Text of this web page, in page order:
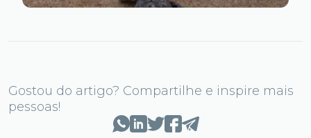
Gostou do artigo? Compartilhe e inspire mais
pessoas!